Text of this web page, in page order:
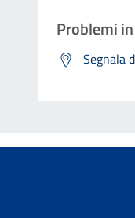
Problemi
Segnala